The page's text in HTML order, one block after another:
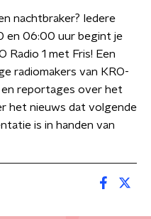
nachtbraker? Iedere
en 06:00 uur begint je
Radio 1 met Fris! Een
radiomakers van KRO-
en reportages over het
het nieuws dat volgende
is in handen van